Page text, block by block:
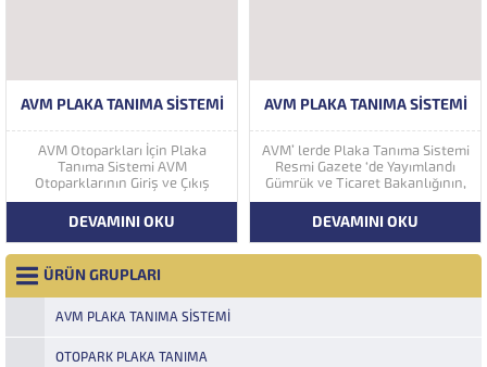
AVM PLAKA TANIMA SISTEMI
AVM Otoparkları İçin Plaka
Tanıma Sistemi AVM
Otoparklarının Giriş ve Çıkış
Noktalarına kurulması zorunlu
hale getirilen Plaka Tanıma
Sistemi diğer bir taraftan da AVM
Yönetimleri için büyük bir
ihtiyaçtır. AVM Yönetimleri Plaka
Tanıma Sisteminden elde
edecekleri verilerle müşteri
yoğunluk analizlerini çok
DEVAMINI OKU
AVM PLAKA TANIMA SISTEMI
AVM’ lerde Plaka Tanıma Sistemi
Resmi Gazete ‘de Yayımlandı
Gümrük ve Ticaret Bakanlığının,
“Alışveriş Merkezleri̇ Hakkında
Yönetmelikte Değişiklik
Yapılmasına Dair Yönetmelik”
Resmi Gazete ‘de yayımlandı.
açık ve kapalı otopark gibi
DEVAMINI OKU
ÜRÜN GRUPLARI
AVM PLAKA TANIMA SISTEMI
OTOPARK PLAKA TANIMA